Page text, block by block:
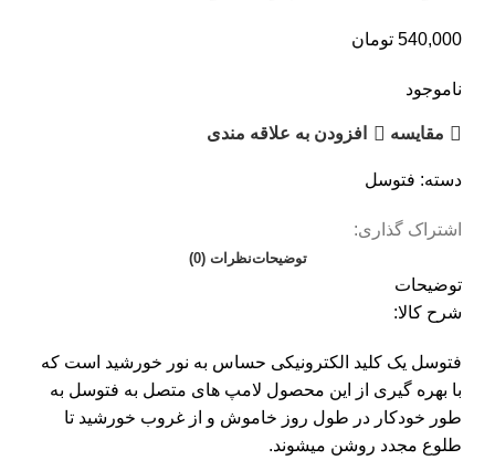
540,000 تومان
ناموجود
مقایسه افزودن به علاقه مندی
دسته: فتوسل
اشتراک گذاری:
توضیحاتنظرات (0)
توضیحات
شرح کالا:
فتوسل یک کلید الکترونیکی حساس به نور خورشید است که
با بهره گیری از این محصول لامپ های متصل به فتوسل به
طور خودکار در طول روز خاموش و از غروب خورشید تا
طلوع مجدد روشن میشوند.